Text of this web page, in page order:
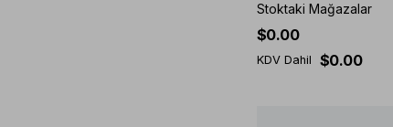
Stoktaki Mağazalar
$0.00
KDV Dahil $0.00